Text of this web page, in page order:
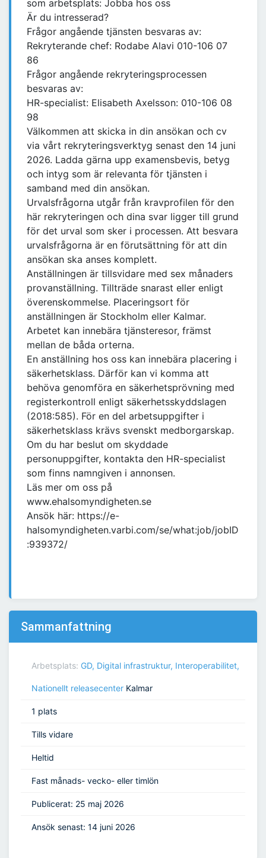
som arbetsplats: Jobba hos oss
Är du intresserad?
Frågor angående tjänsten besvaras av:
Rekryterande chef: Rodabe Alavi 010-106 07
86
Frågor angående rekryteringsprocessen
besvaras av:
HR-specialist: Elisabeth Axelsson: 010-106 08
98
Välkommen att skicka in din ansökan och cv
via vårt rekryteringsverktyg senast den 14 juni
2026. Ladda gärna upp examensbevis, betyg
och intyg som är relevanta för tjänsten i
samband med din ansökan.
Urvalsfrågorna utgår från kravprofilen för den
här rekryteringen och dina svar ligger till grund
för det urval som sker i processen. Att besvara
urvalsfrågorna är en förutsättning för att din
ansökan ska anses komplett.
Anställningen är tillsvidare med sex månaders
provanställning. Tillträde snarast eller enligt
överenskommelse. Placeringsort för
anställningen är Stockholm eller Kalmar.
Arbetet kan innebära tjänsteresor, främst
mellan de båda orterna.
En anställning hos oss kan innebära placering i
säkerhetsklass. Därför kan vi komma att
behöva genomföra en säkerhetsprövning med
registerkontroll enligt säkerhetsskyddslagen
(2018:585). För en del arbetsuppgifter i
säkerhetsklass krävs svenskt medborgarskap.
Om du har beslut om skyddade
personuppgifter, kontakta den HR-specialist
som finns namngiven i annonsen.
Läs mer om oss på
www.ehalsomyndigheten.se
Ansök här: https://e-
halsomyndigheten.varbi.com/se/what:job/jobID
:939372/
Sammanfattning
Arbetsplats: GD, Digital infrastruktur, Interoperabilitet,
Nationellt releasecenter Kalmar
1 plats
Tills vidare
Heltid
Fast månads- vecko- eller timlön
Publicerat: 25 maj 2026
Ansök senast: 14 juni 2026